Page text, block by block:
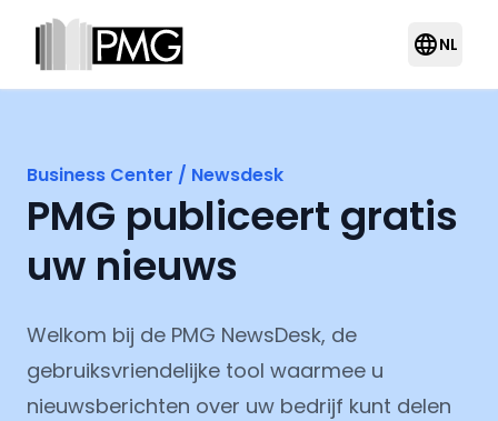
languageNL
Business Center / Newsdesk
PMG publiceert gratis
uw nieuws
Welkom bij de PMG NewsDesk, de
gebruiksvriendelijke tool waarmee u
nieuwsberichten over uw bedrijf kunt delen